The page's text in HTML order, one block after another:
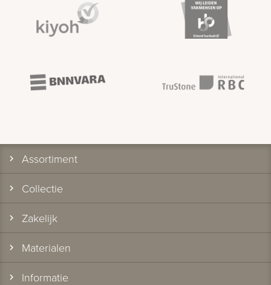
Assortiment
Collectie
Zakelijk
Materialen
Informatie